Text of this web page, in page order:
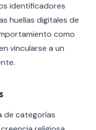
identificadores
huellas digitales de
como
vincularse a un
de categorías